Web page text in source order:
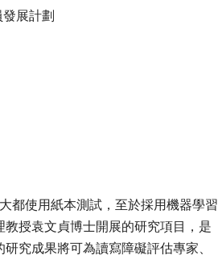
展計劃
大都使用紙本測試，至於採用機器學習
教授袁文貞博士開展的研究項目，是
研究成果將可為讀寫障礙評估專家、